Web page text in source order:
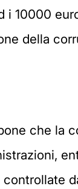
i 10000
della
che la